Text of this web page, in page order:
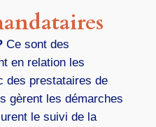
Ce sont des
en relation les
des prestataires de
gèrent les démarches
le suivi de la